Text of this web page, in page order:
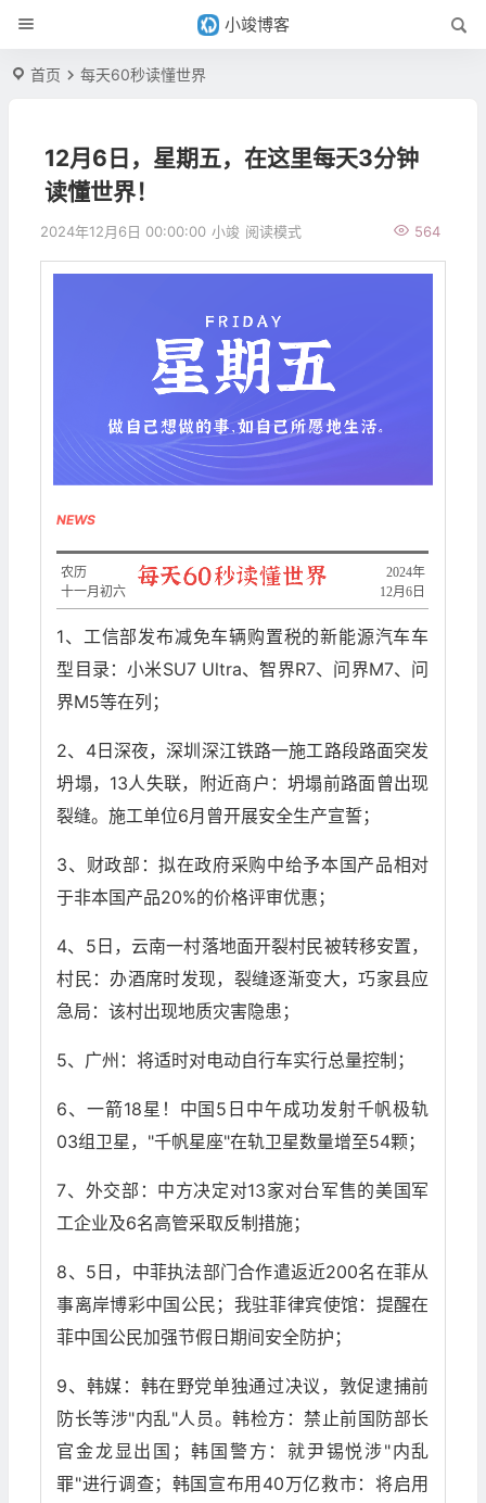
小竣博客
首页 每天60秒读懂世界
12月6日，星期五，在这里每天3分钟
读懂世界！
2024年12月6日 00:00:00 小竣 564
阅读模式
NEWS
2024年
12月6日
农历
十一月初六
1、工信部发布减免车辆购置税的新能源汽车车
型目录：小米SU7 Ultra、智界R7、问界M7、问
界M5等在列；
2、4日深夜，深圳深江铁路一施工路段路面突发
坍塌，13人失联，附近商户：坍塌前路面曾出现
裂缝。施工单位6月曾开展安全生产宣誓；
3、财政部：拟在政府采购中给予本国产品相对
于非本国产品20%的价格评审优惠；
4、5日，云南一村落地面开裂村民被转移安置，
村民：办酒席时发现，裂缝逐渐变大，巧家县应
急局：该村出现地质灾害隐患；
5、广州：将适时对电动自行车实行总量控制；
6、一箭18星！中国5日中午成功发射千帆极轨
03组卫星，"千帆星座"在轨卫星数量增至54颗；
7、外交部：中方决定对13家对台军售的美国军
工企业及6名高管采取反制措施；
8、5日，中菲执法部门合作遣返近200名在菲从
事离岸博彩中国公民；我驻菲律宾使馆：提醒在
菲中国公民加强节假日期间安全防护；
9、韩媒：韩在野党单独通过决议，敦促逮捕前
防长等涉"内乱"人员。韩检方：禁止前国防部长
官金龙显出国；韩国警方：就尹锡悦涉"内乱
罪"进行调查；韩国宣布用40万亿救市：将启用